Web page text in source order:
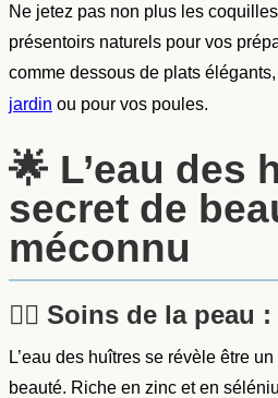
Ne jetez pas non plus les
présentoirs naturels pour vos
comme dessous de plats
jardin ou pour vos poules.
🌟 L’eau des
secret de
méconnu
💆‍♀️ Soins de la peau
L’eau des huîtres se révèle être
beauté. Riche en zinc et en